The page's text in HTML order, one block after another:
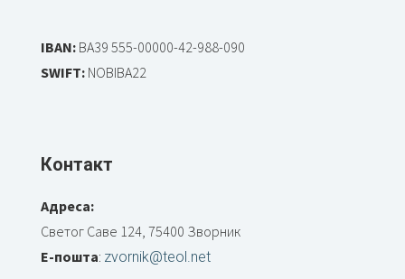
IBAN:BA39 555-00000-42-988-090
SWIFT:NOBIBA22
Контакт
Адреса:
Светог Саве 124, 75400 Зворник
Е-пошта: zvornik@teol.net